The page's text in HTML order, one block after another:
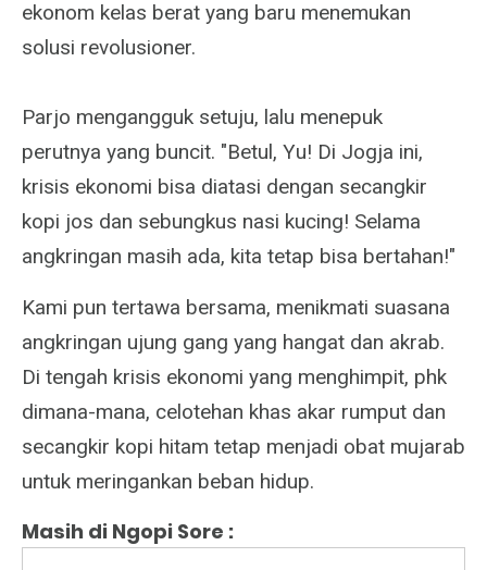
ekonom kelas berat yang baru menemukan
solusi revolusioner.
Parjo mengangguk setuju, lalu menepuk
perutnya yang buncit. "Betul, Yu! Di Jogja ini,
krisis ekonomi bisa diatasi dengan secangkir
kopi jos dan sebungkus nasi kucing! Selama
angkringan masih ada, kita tetap bisa bertahan!"
Kami pun tertawa bersama, menikmati suasana
angkringan ujung gang yang hangat dan akrab.
Di tengah krisis ekonomi yang menghimpit, phk
dimana-mana, celotehan khas akar rumput dan
secangkir kopi hitam tetap menjadi obat mujarab
untuk meringankan beban hidup.
Masih di Ngopi Sore :